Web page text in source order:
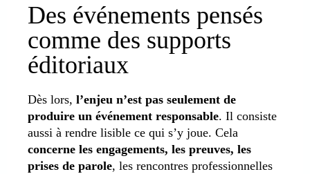
Des événements pensés
comme des supports
éditoriaux
Dès lors, l’enjeu n’est pas seulement de
produire un événement responsable. Il consiste
aussi à rendre lisible ce qui s’y joue. Cela
concerne les engagements, les preuves, les
prises de parole, les rencontres professionnelles